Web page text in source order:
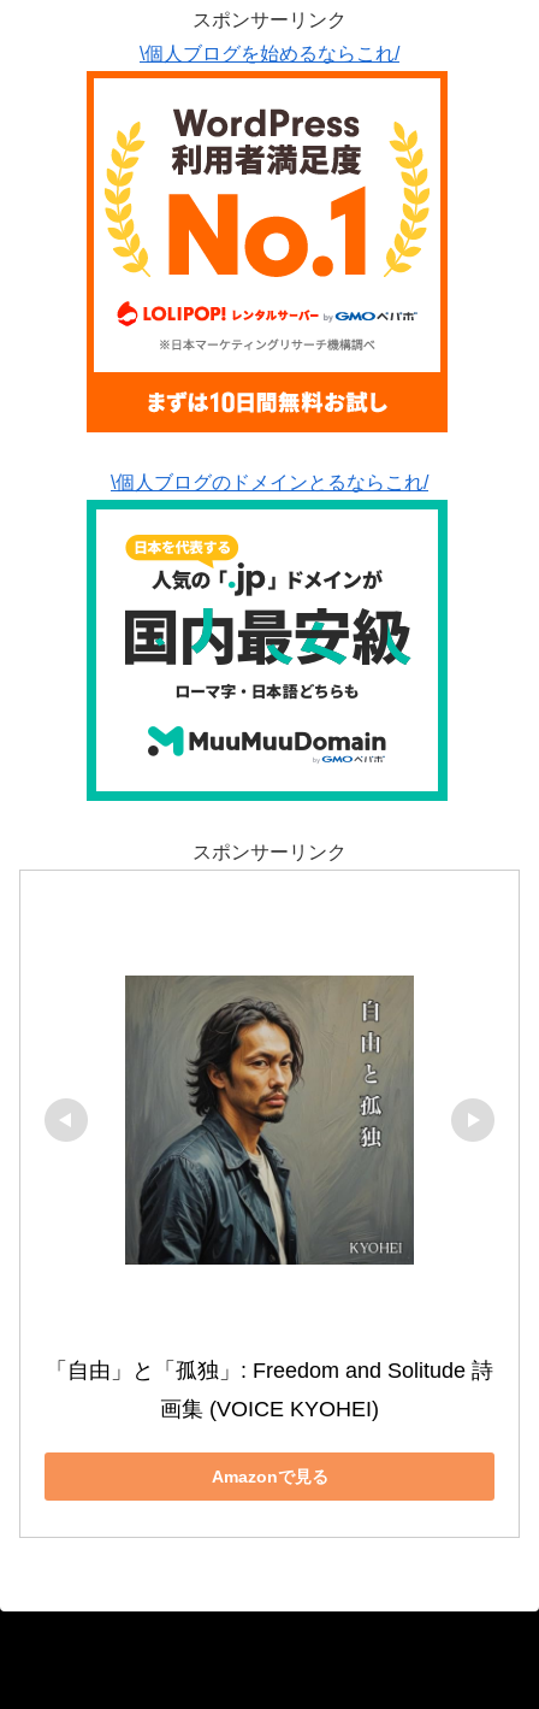
スポンサーリンク
\個人ブログを始めるならこれ/
\個人ブログのドメインとるならこれ/
スポンサーリンク
「自由」と「孤独」: Freedom and Solitude 詩
画集 (VOICE KYOHEI)
Amazonで見る